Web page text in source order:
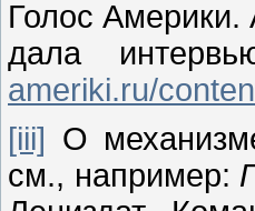
Голос Америки.
дала
ameriki.ru/
[iii] О
см., например: